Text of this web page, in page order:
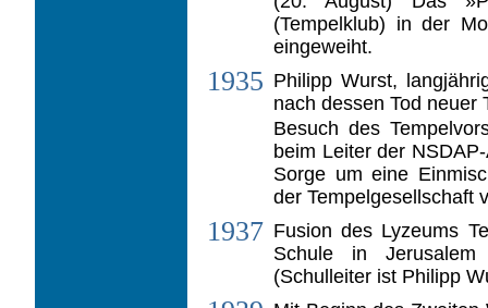
(Tempelklub) in der
eingeweiht.
1935 Philipp Wurst,
nach dessen Tod neuer
Besuch des
beim Leiter der
Sorge um eine
der Tempelgesellschaft
1937 Fusion des Lyzeums
Schule in Jerusalem
(Schulleiter ist Philipp